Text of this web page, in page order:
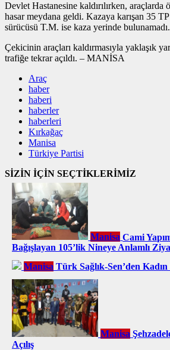
Devlet Hastanesine kaldırılırken, araçlarda
hasar meydana geldi. Kazaya karışan 35
sürücüsü T.M. ise kaza yerinde bulunamadı.
Çekicinin araçları kaldırmasıyla yaklaşık
trafiğe tekrar açıldı. – MANİSA
Araç
haber
haberi
haberler
haberleri
Kırkağaç
Manisa
Türkiye Partisi
SİZİN İÇİN SEÇTİKLERİMİZ
Manisa Cami
Bağışlayan 105’lik Nineye Anlamlı
Manisa Türk Sağlık-Sen’den
Manisa
Açılış